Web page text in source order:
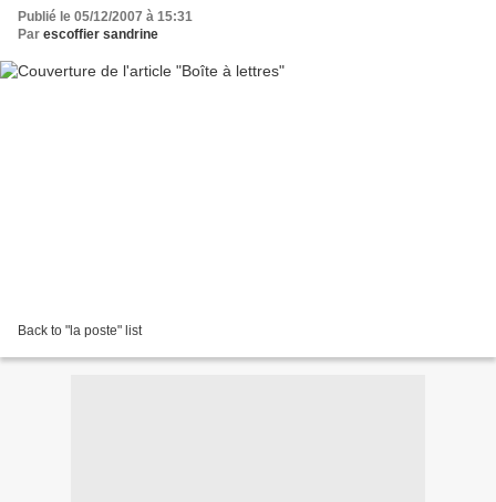
Publié le 05/12/2007 à 15:31
Par escoffier sandrine
Back to "la poste" list